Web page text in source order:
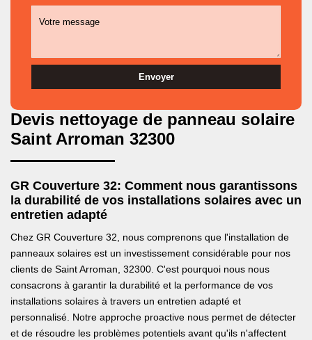
Devis nettoyage de panneau solaire
Saint Arroman 32300
GR Couverture 32: Comment nous garantissons
la durabilité de vos installations solaires avec un
entretien adapté
Chez GR Couverture 32, nous comprenons que l'installation de
panneaux solaires est un investissement considérable pour nos
clients de Saint Arroman, 32300. C'est pourquoi nous nous
consacrons à garantir la durabilité et la performance de vos
installations solaires à travers un entretien adapté et
personnalisé. Notre approche proactive nous permet de détecter
et de résoudre les problèmes potentiels avant qu'ils n'affectent